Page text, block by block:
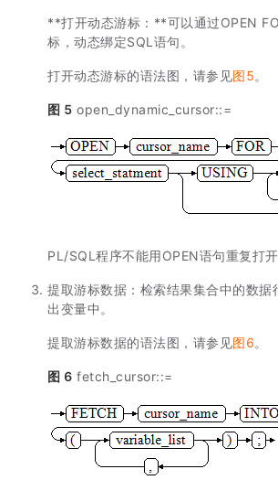
**打开动态游标：**可以通过OPEN
标，动态绑定SQL语句。
打开动态游标的语法图，请参见图5。
图 5 open_dynamic_cursor::=
PL/SQL程序不能用OPEN语句重复打开
提取游标数据：检索结果集合中的数据
出变量中。
提取游标数据的语法图，请参见图6。
图 6 fetch_cursor::=